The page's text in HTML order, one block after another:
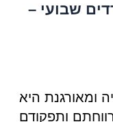
שבועי –
ומאורגנת היא
ותפקודם